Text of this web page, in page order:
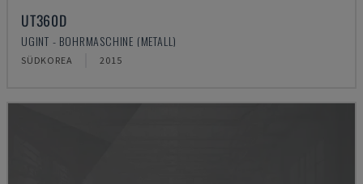
UT360D
UGINT - BOHRMASCHINE (METALL)
SÜDKOREA 2015